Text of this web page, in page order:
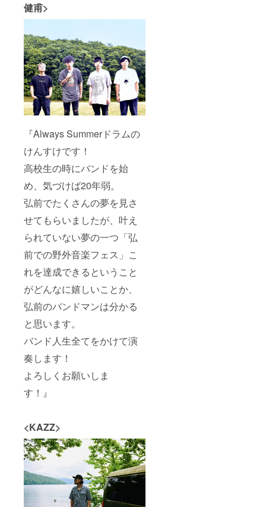
健甫>
『Always Summerドラムの
けんすけです！
高校生の時にバンドを始
め、気づけば20年弱。
弘前でたくさんの夢を見さ
せてもらいましたが、叶え
られていない夢の一つ「弘
前での野外音楽フェス」こ
れを達成できるということ
がどんなに嬉しいことか、
弘前のバンドマンは分かる
と思います。
バンド人生全てをかけて演
奏します！
よろしくお願いしま
す！』
<KAZZ>